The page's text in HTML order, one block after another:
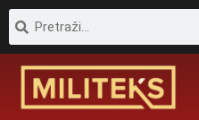
Pretraga